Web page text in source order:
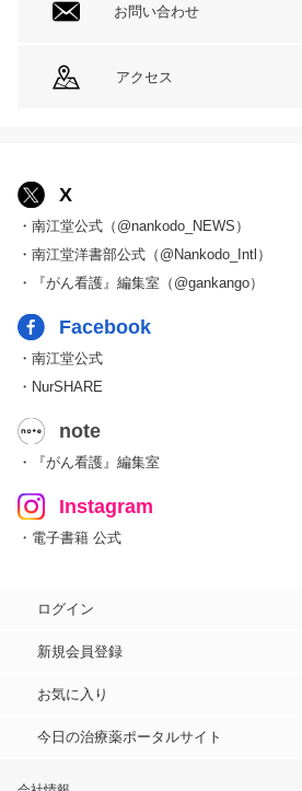
お問い合わせ
アクセス
X
・南江堂公式（@nankodo_NEWS）
・南江堂洋書部公式（@Nankodo_Intl）
・『がん看護』編集室（@gankango）
Facebook
・南江堂公式
・NurSHARE
note
・『がん看護』編集室
Instagram
・電子書籍 公式
ログイン
新規会員登録
お気に入り
今日の治療薬ポータルサイト